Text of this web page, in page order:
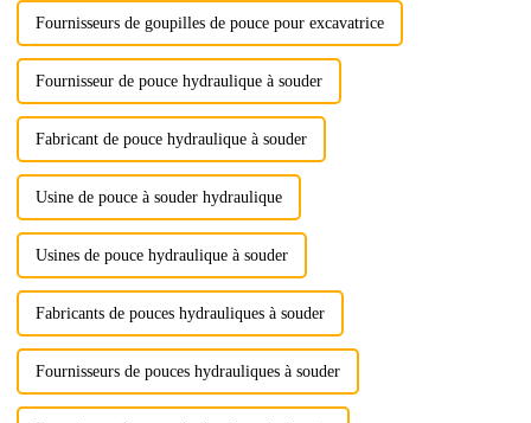
Fournisseurs de goupilles de pouce pour excavatrice
Fournisseur de pouce hydraulique à souder
Fabricant de pouce hydraulique à souder
Usine de pouce à souder hydraulique
Usines de pouce hydraulique à souder
Fabricants de pouces hydrauliques à souder
Fournisseurs de pouces hydrauliques à souder